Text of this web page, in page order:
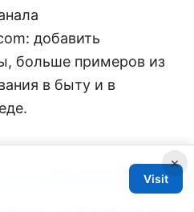
добавить
больше примеров из
в быту и в
用全面指南與最新情報
×
Visit